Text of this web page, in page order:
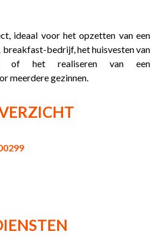
ideaal voor het opzetten van een
bedrijf, het huisvesten van
of het realiseren van een
meerdere gezinnen.